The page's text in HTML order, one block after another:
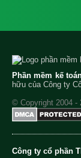
Phần mềm kế
hữu của Công ty
© Copyright 2004 -
Công ty cổ phần